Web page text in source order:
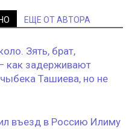
ЕЩЕ ОТ АВТОРА
Зять, брат,
как задерживают
Ташиева, но не
въезд в Россию Илиму